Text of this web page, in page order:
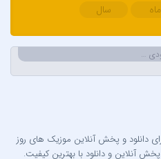
ماه سال
…
دانلود و پخش آنلاین موزیک های روز
آنلاین و دانلود با بهترین کیفیت.